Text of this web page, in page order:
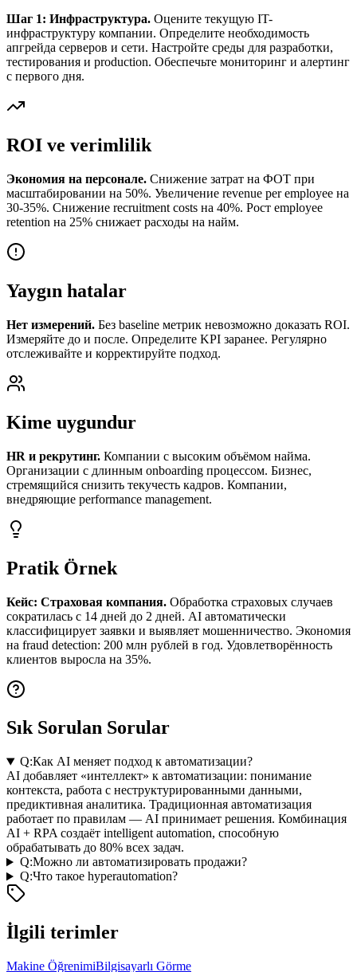
Шаг 1: Инфраструктура. Оцените текущую IT-
инфраструктуру компании. Определите необходимость
апгрейда серверов и сети. Настройте среды для разработки,
тестирования и production. Обеспечьте мониторинг и алертинг
с первого дня.
ROI ve verimlilik
Экономия на персонале. Снижение затрат на ФОТ при
масштабировании на 50%. Увеличение revenue per employee на
30-35%. Снижение recruitment costs на 40%. Рост employee
retention на 25% снижает расходы на найм.
Yaygın hatalar
Нет измерений. Без baseline метрик невозможно доказать ROI.
Измеряйте до и после. Определите KPI заранее. Регулярно
отслеживайте и корректируйте подход.
Kime uygundur
HR и рекрутинг. Компании с высоким объёмом найма.
Организации с длинным onboarding процессом. Бизнес,
стремящийся снизить текучесть кадров. Компании,
внедряющие performance management.
Pratik Örnek
Кейс: Страховая компания. Обработка страховых случаев
сократилась с 14 дней до 2 дней. AI автоматически
классифицирует заявки и выявляет мошенничество. Экономия
на fraud detection: 200 млн рублей в год. Удовлетворённость
клиентов выросла на 35%.
Sık Sorulan Sorular
Q:Как AI меняет подход к автоматизации?
AI добавляет «интеллект» к автоматизации: понимание
контекста, работа с неструктурированными данными,
предиктивная аналитика. Традиционная автоматизация
работает по правилам — AI принимает решения. Комбинация
AI + RPA создаёт intelligent automation, способную
обрабатывать до 80% всех задач.
Q:Можно ли автоматизировать продажи?
Q:Что такое hyperautomation?
İlgili terimler
Makine ÖğrenimiBilgisayarlı Görme